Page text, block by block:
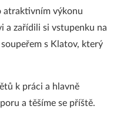
atraktivním výkonu
a zařídili si vstupenku na
soupeřem s Klatov, který
k práci a hlavně
a těšíme se příště.